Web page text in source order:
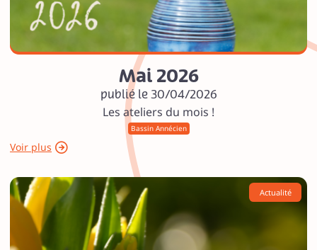
Mai 2026
publié le 30/04/2026
Les ateliers du mois !
Bassin Annécien
Voir plus
Actualité